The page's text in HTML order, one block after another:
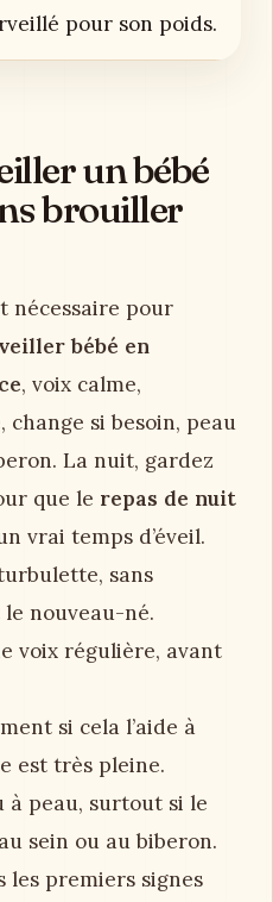
pour son poids.
un bébé
brouiller
nécessaire pour
bébé en
, voix calme,
si besoin, peau
La nuit, gardez
que le repas de nuit
vrai temps d’éveil.
sans
nouveau-né.
voix régulière, avant
si cela l’aide à
est très pleine.
peau, surtout si le
sein ou au biberon.
les premiers signes